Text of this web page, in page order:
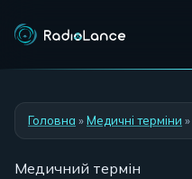
Головна »Медичні терміни »
Медичний термін